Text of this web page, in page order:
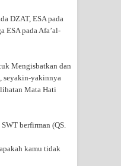
DZAT, ESA pada
ESA pada Afa’al-
Mengisbatkan dan
seyakin-yakinnya
Mata Hati
berfirman (QS.
kamu tidak